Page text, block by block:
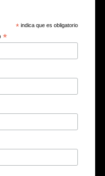
* indica que es obligatorio
*